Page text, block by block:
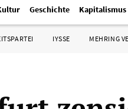
Geschichte
IYSSE MEHRING